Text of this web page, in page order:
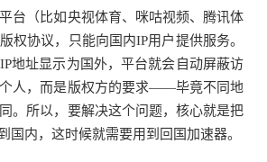
台（比如央视体育、咪咕视频、腾讯体
权协议，只能向国内IP用户提供服务。
地址显示为国外，平台就会自动屏蔽访
人，而是版权方的要求——毕竟不同地
。所以，要解决这个问题，核心就是把
国内，这时候就需要用到回国加速器。